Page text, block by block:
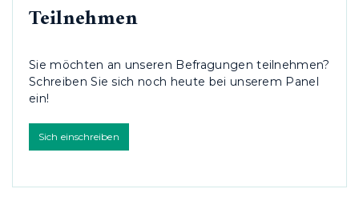
Teilnehmen
Sie möchten an unseren Befragungen teilnehmen?
Schreiben Sie sich noch heute bei unserem Panel
ein!
Sich einschreiben